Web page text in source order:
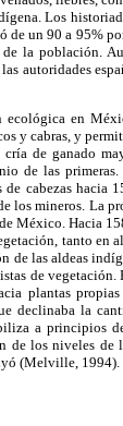
Los
un 90 a 95%
la población.
autoridades
en
y cabras, y
de ganado
de las
cabezas hacia
los mineros. La
México. Hacia
tanto en
de las aldeas
de
plantas
declinaba la
a principios
los niveles de
(Melville, 1994).